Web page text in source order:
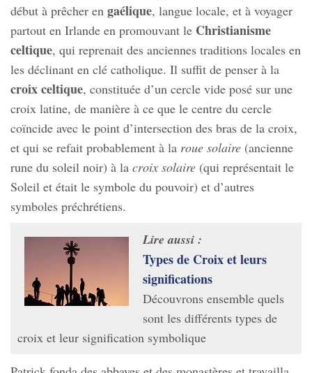
début à prêcher en gaélique, langue locale, et à voyager
partout en Irlande en promouvant le Christianisme
celtique, qui reprenait des anciennes traditions locales en
les déclinant en clé catholique. Il suffit de penser à la
croix celtique, constituée d’un cercle vide posé sur une
croix latine, de manière à ce que le centre du cercle
coïncide avec le point d’intersection des bras de la croix,
et qui se refait probablement à la roue solaire (ancienne
rune du soleil noir) à la croix solaire (qui représentait le
Soleil et était le symbole du pouvoir) et d’autres
symboles préchrétiens.
Lire aussi :
Types de Croix et leurs
significations
Découvrons ensemble quels
sont les différents types de
croix et leur signification symbolique